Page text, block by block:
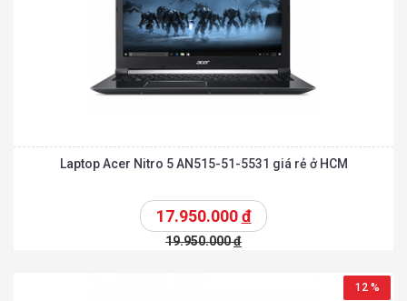
Laptop Acer Nitro 5 AN515-51-5531 giá rẻ ở HCM
17.950.000đ
19.950.000đ
12 %